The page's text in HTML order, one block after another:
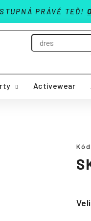
PRÁVĚ TEĎ!
Activewear